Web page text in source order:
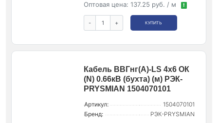
Оптовая цена: 137.25 руб. / м !
- + КУПИТЬ
Кабель ВВГнг(А)-LS 4х6 ОК
(N) 0.66кВ (бухта) (м) РЭК-
PRYSMIAN 1504070101
Артикул:
1504070101
Бренд:
РЭК-PRYSMIAN